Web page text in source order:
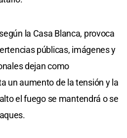
la Casa Blanca, provoca
públicas, imágenes y
dejan como
un aumento de la tensión y la
el fuego se mantendrá o se